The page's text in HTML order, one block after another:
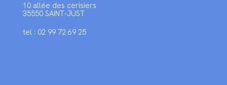
10 allée des cerisiers
35550 SAINT-JUST
tel : 02 99 72 69 25